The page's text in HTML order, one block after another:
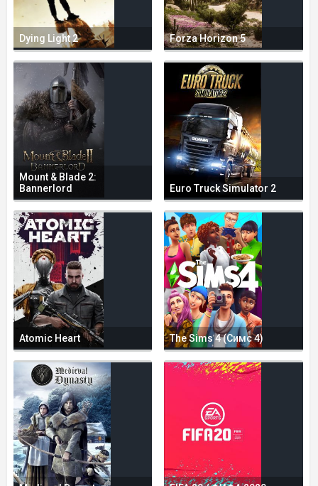
Dying Light 2 Forza Horizon 5
Mount & Blade 2:
Bannerlord
Euro Truck Simulator 2
Atomic Heart The Sims 4 (Симс 4)